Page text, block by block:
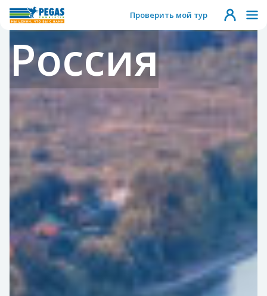
Проверить мой тур
Россия